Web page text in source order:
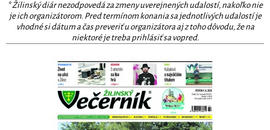
* Žilinský diár nezodpovedá za zmeny uverejnených udalostí, nakoľko nie
je ich organizátorom. Pred termínom konania sa jednotlivých udalostí je
vhodné si dátum a čas preveriť u organizátora aj z toho dôvodu, že na
niektoré je treba prihlásiť sa vopred.